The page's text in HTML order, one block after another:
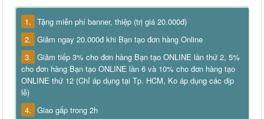
1. Tặng miễn phí banner, thiệp (trị giá 20.000đ)
2. Giảm ngay 20.000đ khi Bạn tạo đơn hàng Online
3. Giảm tiếp 3% cho đơn hàng Bạn tạo ONLINE lần thứ 2, 5%
cho đơn hàng Bạn tạo ONLINE lần 6 và 10% cho đơn hàng tạo
ONLINE thứ 12 (Chỉ áp dụng tại Tp. HCM, Ko áp dụng các dịp
lễ)
4. Giao gấp trong 2h